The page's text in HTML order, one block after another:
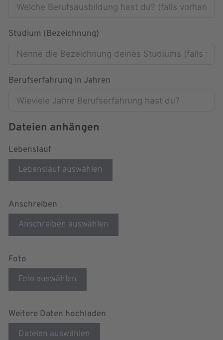
Studium (Bezeichnung)
Berufserfahrung in Jahren
Dateien anhängen
Lebenslauf
Lebenslauf auswählen
Anschreiben
Anschreiben auswählen
Foto
Foto auswählen
Weitere Daten hochladen
Dateien auswählen